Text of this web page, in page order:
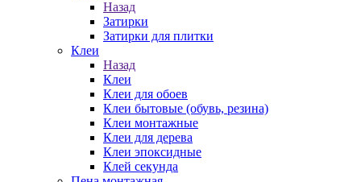
Назад
Затирки
Затирки для плитки
Клеи
Назад
Клеи
Клеи для обоев
Клеи бытовые (обувь, резина)
Клеи монтажные
Клеи для дерева
Клеи эпоксидные
Клей секунда